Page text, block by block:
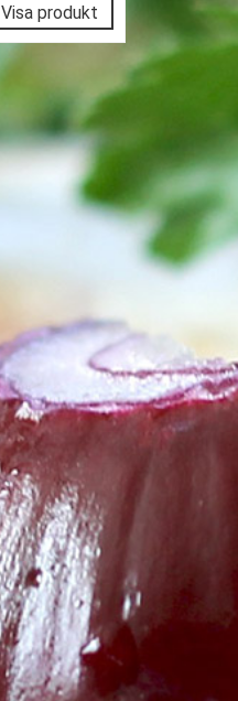
Visa produkt